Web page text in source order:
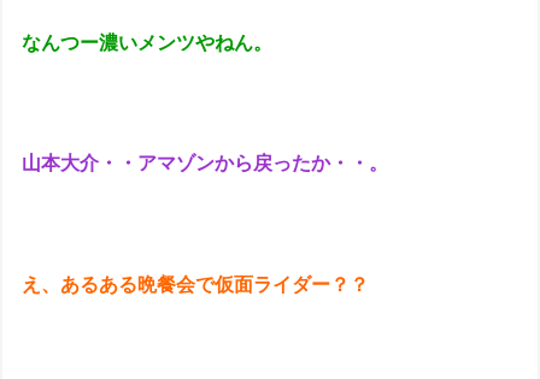
なんつー濃いメンツやねん。
山本大介・・アマゾンから戻ったか・・。
え、あるある晩餐会で仮面ライダー？？